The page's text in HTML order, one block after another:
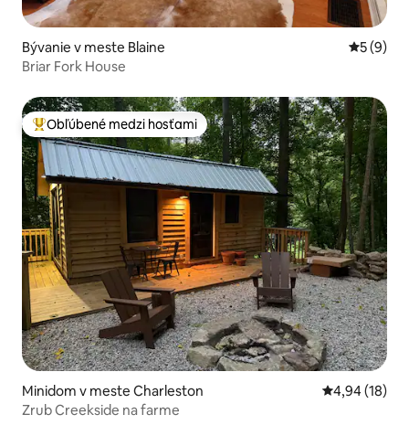
Bývanie v meste Blaine
5 (9)
Briar Fork House
Najobľúbenejšie medzi hosťami
Obľúbené medzi hosťami
Minidom v meste Charleston Priemerné
4,94 (18)
Zrub Creekside na farme